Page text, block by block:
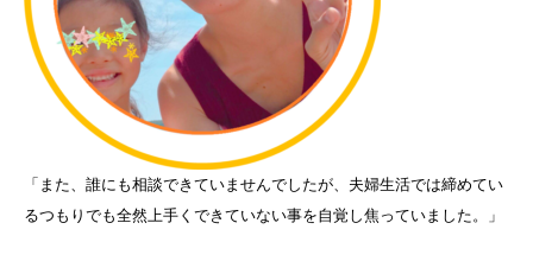
「また、誰にも相談できていませんでしたが、夫婦生活では締めてい
るつもりでも全然上手くできていない事を自覚し焦っていました。」